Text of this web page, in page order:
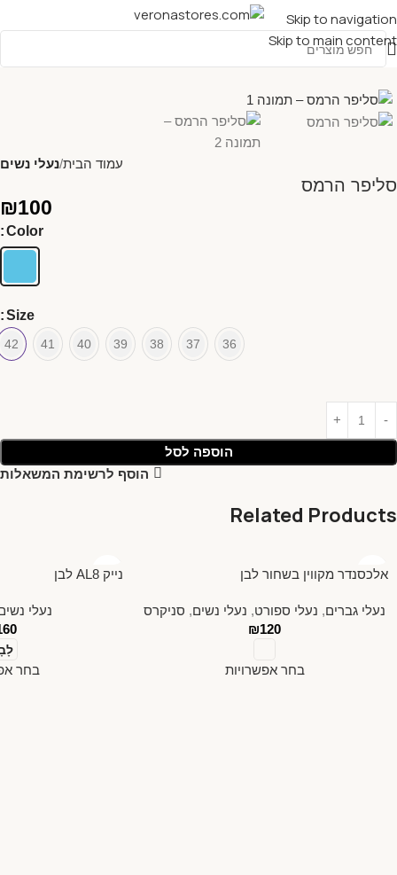
Skip to navigation
Skip to main content
עמוד הבית נעלי נשים
סליפר הרמס
₪100
Color
Size
36
37
38
39
40
41
42
הוספה לסל
הוסף לרשימת המשאלות
Related Products
אלכסנדר מקווין בשחור לבן
נעלי גברים, נעלי ספורט, נעלי נשים, סניקרס
₪120
בחר אפשרויות
נייק AL8 לבן
נעלי
בחר